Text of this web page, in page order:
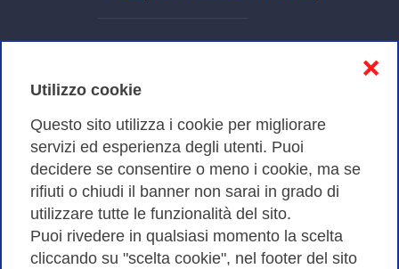
Utilizzo cookie
Questo sito utilizza i cookie per migliorare
servizi ed esperienza degli utenti. Puoi
decidere se consentire o meno i cookie, ma se
rifiuti o chiudi il banner non sarai in grado di
utilizzare tutte le funzionalità del sito.
Puoi rivedere in qualsiasi momento la scelta
cliccando su "scelta cookie", nel footer del sito
❌
Cookies Policy
Amministrazione trasparente
Bandi di Gara
Consortium GARR - Via dei Tizii, 6 - 00185 Roma | Tel.